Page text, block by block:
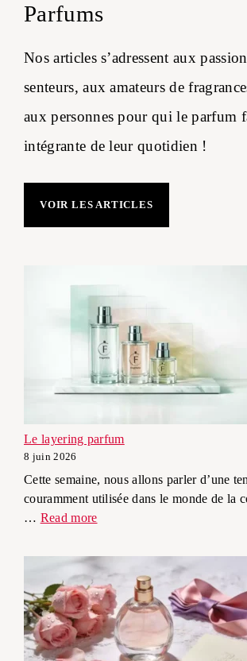
Parfums
Nos articles s’adressent aux
senteurs, aux amateurs de
aux personnes pour qui le parfum
intégrante de leur quotidien !
VOIR LES ARTICLES
Le layering parfum
8 juin 2026
Cette semaine, nous allons parler d’une
couramment utilisée dans le monde de la
… Read more